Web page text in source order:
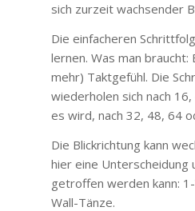
sich zurzeit wachsender
Die einfacheren
lernen. Was man braucht:
mehr) Taktgefühl. Die
wiederholen sich nach
es wird, nach 32, 48, 64
Die Blickrichtung kann
hier eine Unterscheidung
getroffen werden kann:
Wall-Tänze.